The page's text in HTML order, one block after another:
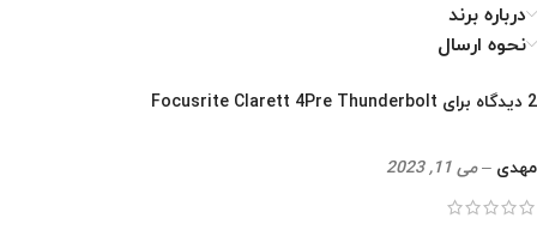
درباره برند
نحوه ارسال
2 دیدگاه برای Focusrite Clarett 4Pre Thunderbolt
مهدی – می 11, 2023